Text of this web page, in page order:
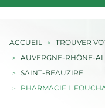
ACCUEIL
TROUVER
AUVERGNE-RHÔNE-
SAINT-BEAUZIRE
PHARMACIE